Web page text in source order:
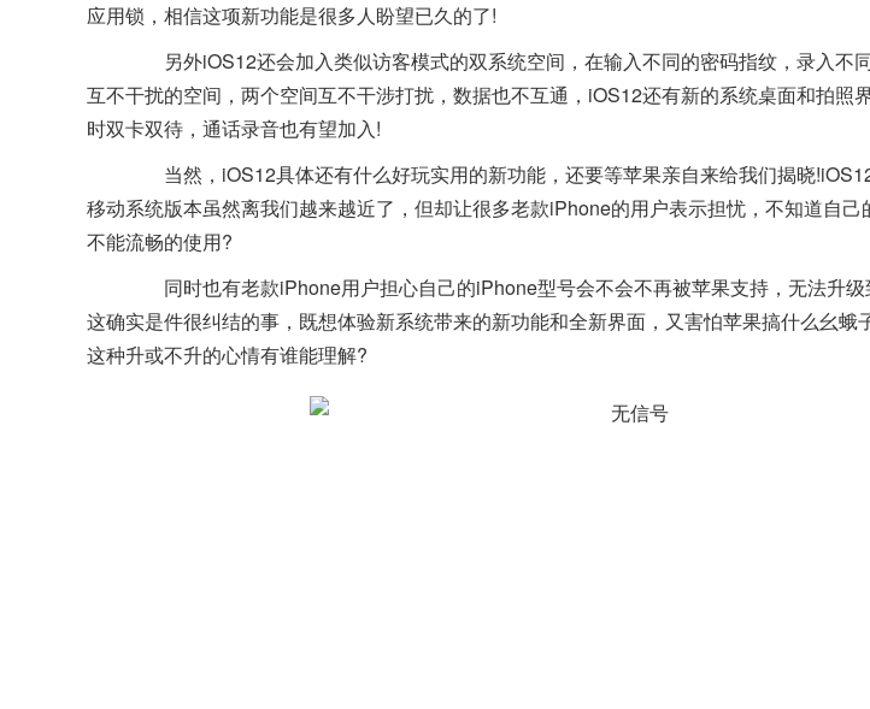
应用锁，相信这项新功能是很多人盼望已久的了!
另外iOS12还会加入类似访客模式的双系统空间，在输入不同的密码指纹，录入不
互不干扰的空间，两个空间互不干涉打扰，数据也不互通，iOS12还有新的系统桌面和拍照
时双卡双待，通话录音也有望加入!
当然，iOS12具体还有什么好玩实用的新功能，还要等苹果亲自来给我们揭晓
移动系统版本虽然离我们越来越近了，但却让很多老款iPhone的用户表示担忧，不知道自
不能流畅的使用?
同时也有老款iPhone用户担心自己的iPhone型号会不会不再被苹果支持，无法升级
这确实是件很纠结的事，既想体验新系统带来的新功能和全新界面，又害怕苹果搞什么幺蛾
这种升或不升的心情有谁能理解?